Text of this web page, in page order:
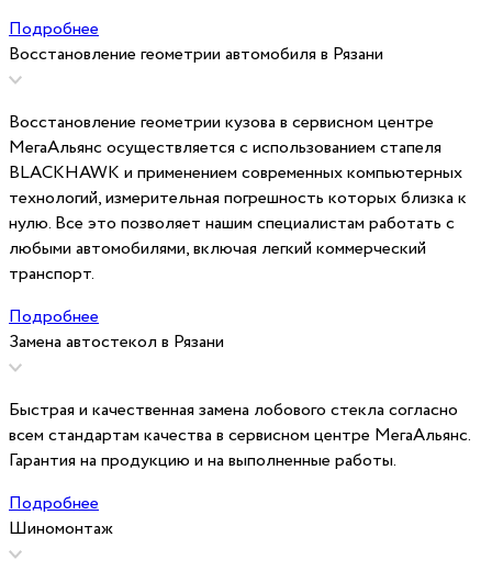
Подробнее
Восстановление геометрии автомобиля в Рязани
Восстановление геометрии кузова в сервисном центре
МегаАльянс осуществляется с использованием стапеля
BLACKHAWK и применением современных компьютерных
технологий, измерительная погрешность которых близка к
нулю. Все это позволяет нашим специалистам работать с
любыми автомобилями, включая легкий коммерческий
транспорт.
Подробнее
Замена автостекол в Рязани
Быстрая и качественная замена лобового стекла согласно
всем стандартам качества в сервисном центре МегаАльянс.
Гарантия на продукцию и на выполненные работы.
Подробнее
Шиномонтаж